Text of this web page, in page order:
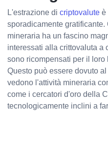
L'estrazione di criptovalute è
sporadicamente
mineraria ha un fascino
interessati alla crittovaluta a
sono ricompensati per il loro
Questo può essere dovuto
vedono l'attività mineraria
come i cercatori d'oro della
tecnologicamente inclini a